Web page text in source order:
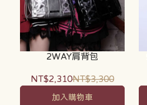
2WAY肩背包
NT$2,310NT$3,300
加入購物車